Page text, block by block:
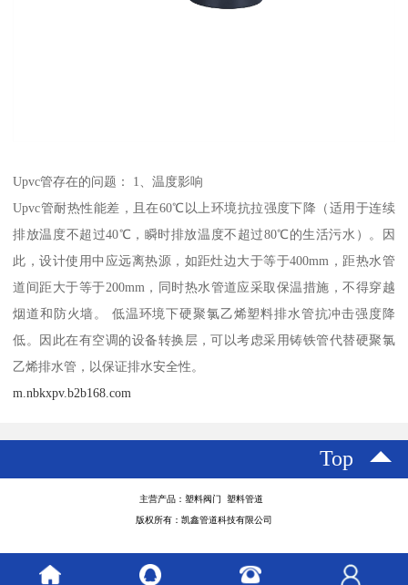
Upvc管存在的问题： 1、温度影响
Upvc管耐热性能差，且在60℃以上环境抗拉强度下降（适用于连续
排放温度不超过40℃，瞬时排放温度不超过80℃的生活污水）。因
此，设计使用中应远离热源，如距灶边大于等于400mm，距热水管
道间距大于等于200mm，同时热水管道应采取保温措施，不得穿越
烟道和防火墙。 低温环境下硬聚氯乙烯塑料排水管抗冲击强度降
低。因此在有空调的设备转换层，可以考虑采用铸铁管代替硬聚氯
乙烯排水管，以保证排水安全性。
m.nbkxpv.b2b168.com
Top
主营产品：塑料阀门 塑料管道
版权所有：凯鑫管道科技有限公司